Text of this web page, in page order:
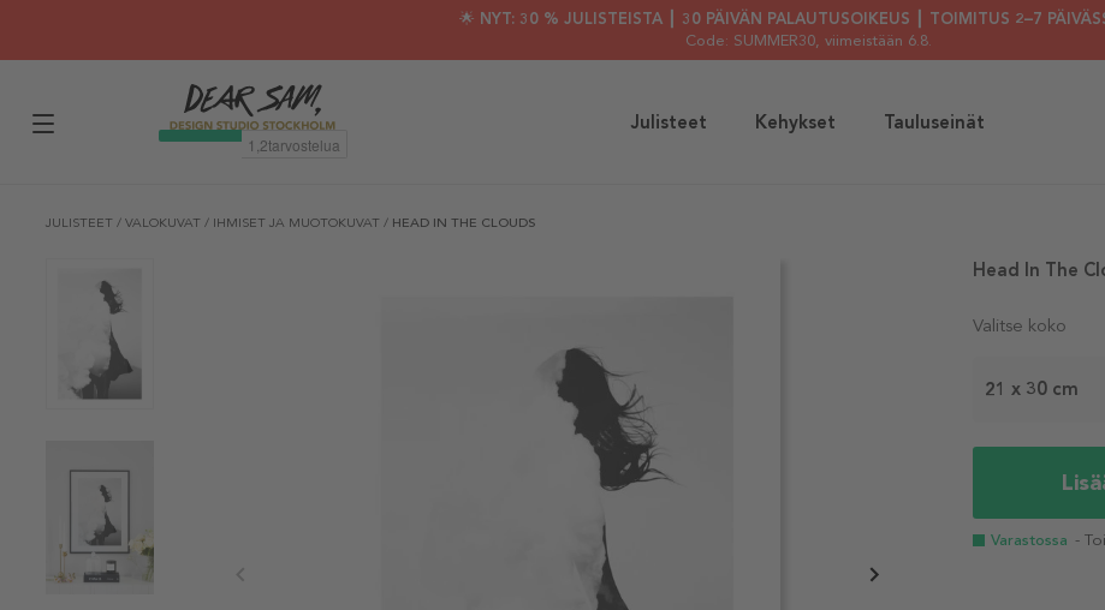
🌟 NYT: 30 % JULISTEISTA ┃ 30 PÄIVÄN PALAUTUSOIKEUS ┃ TOIMITUS 2–7
Code: SUMMER30, viimeistään 6.8.
Julisteet Kehykset Tauluseinät
JULISTEET / VALOKUVAT / IHMISET JA MUOTOKUVAT / HEAD IN THE CLOUDS
Valitse koko
21 x 30 cm
Varastossa -
Head In The